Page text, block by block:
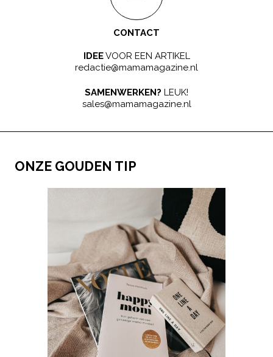
CONTACT
IDEEVOOR EEN ARTIKEL
redactie@mamamagazine.nl
SAMENWERKEN? LEUK!
sales@mamamagazine.nl
ONZE GOUDEN TIP